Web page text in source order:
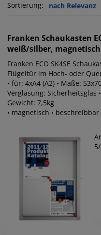
Sortierung:
Franken Schaukasten
weiß/silber, magnetisch
Franken ECO SK4SE
Flügeltür im Hoch- oder
• für: 4xA4 (A2) • Maße:
Verglasung: Sicherheitsglas
Gewicht: 7,5kg
• magnetisch • beschreibbar